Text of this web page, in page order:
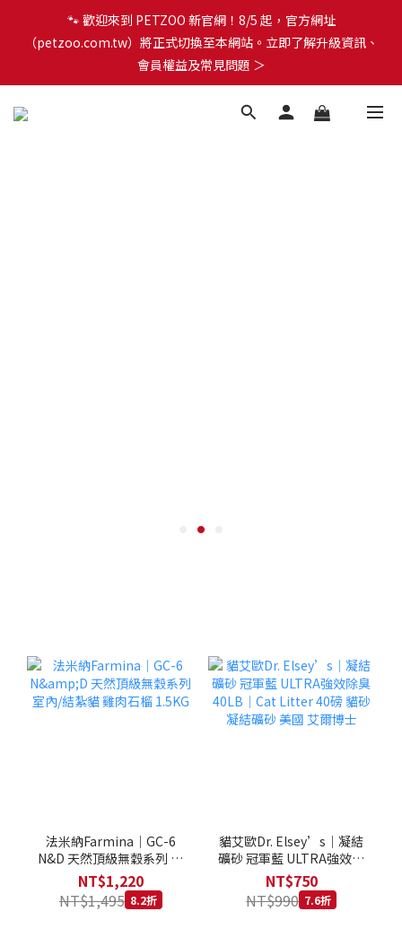
🐾 歡迎來到 PETZOO 新官網！8/5 起，官方網址
（petzoo.com.tw）將正式切換至本網站。立即了解升級資訊、
會員權益及常見問題 ＞
🐾 歡迎來到 PETZOO 新官網！8/5 起，官方網址
（petzoo.com.tw）將正式切換至本網站。立即了解升級資訊、
會員權益及常見問題 ＞
✨【新朋友見面禮】現在註冊即領 $100 購物金！全館滿 $1,500 享
法米納Farmina｜GC-6
N&D 天然頂級無穀系列 室
內/結紮貓 雞肉石榴 1.5KG
NT$1,220
NT$1,495 8.2折
貓艾歐Dr. Elsey’s｜凝結
礦砂 冠軍藍 ULTRA強效除
臭 40LB｜Cat Litter 40磅
士
NT$750
NT$990 7.6折